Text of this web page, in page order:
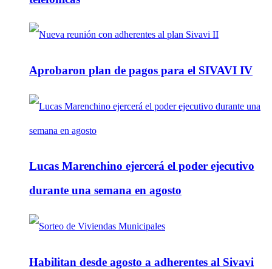
Aprobaron plan de pagos para el SIVAVI IV
Lucas Marenchino ejercerá el poder ejecutivo
durante una semana en agosto
Habilitan desde agosto a adherentes al Sivavi